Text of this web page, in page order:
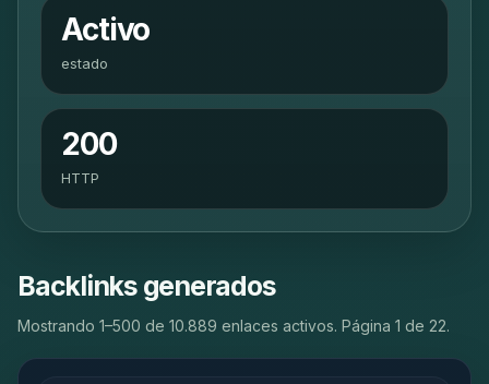
Activo
estado
200
HTTP
Backlinks generados
Mostrando 1–500 de 10.889 enlaces activos. Página 1 de 22.